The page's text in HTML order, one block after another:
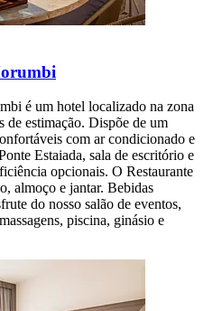
é um hotel localizado na zona
de estimação. Dispõe de um
com ar condicionado e
Estaiada, sala de escritório e
opcionais. O Restaurante
almoço e jantar. Bebidas
do nosso salão de eventos,
piscina, ginásio e